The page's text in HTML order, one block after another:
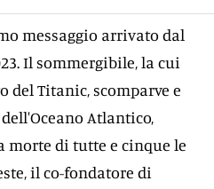
messaggio arrivato dal
Il sommergibile, la cui
Titanic, scomparve e
Atlantico,
morte di tutte e cinque le
il co-fondatore di